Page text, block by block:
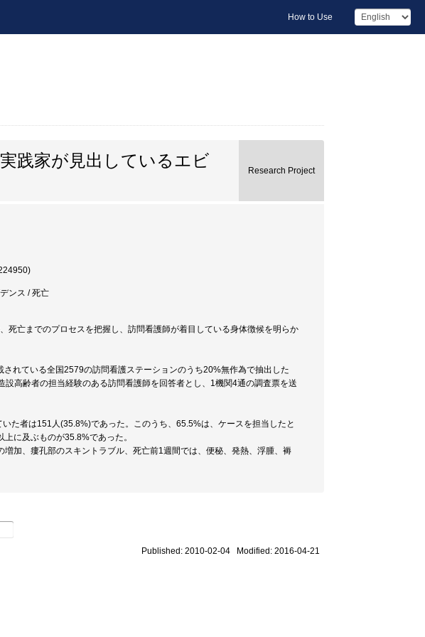
How to Use
践家が見出しているエビ
Research Project
ンス / 死亡
死亡までのプロセスを把握し、訪問看護師が着目している身体徴候を明らか
れている全国2579の訪問看護ステーションのうち20%無作為で抽出した
高齢者の担当経験のある訪問看護師を回答者とし、1機関4通の調査票を送
た者は151人(35.8%)であった。このうち、65.5%は、ケースを担当したと
に及ぶものが35.8%であった。
加、瘻孔部のスキントラブル、死亡前1週間では、便秘、発熱、浮腫、褥
Published: 2010-02-04 Modified: 2016-04-21